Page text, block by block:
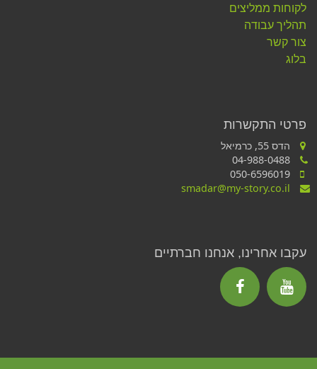
לקוחות ממליצים
תהליך עבודה
צור קשר
בלוג
פרטי התקשרות
הדס 55, כרמיאל
smadar@my-story.co.il
עקבו אחרינו, אנחנו חברתיים